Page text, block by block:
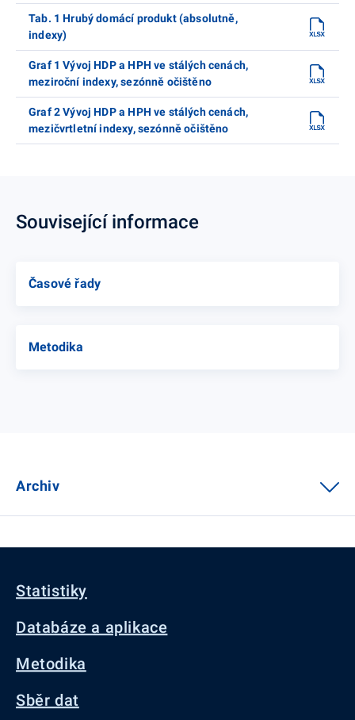
Tab. 1 Hrubý domácí produkt (absolutně,
indexy)
Graf 1 Vývoj HDP a HPH ve stálých cenách,
meziroční indexy, sezónně očištěno
Graf 2 Vývoj HDP a HPH ve stálých cenách,
mezičvrtletní indexy, sezónně očištěno
Související informace
Časové řady
Metodika
Archiv
Statistiky
Databáze a aplikace
Metodika
Sběr dat